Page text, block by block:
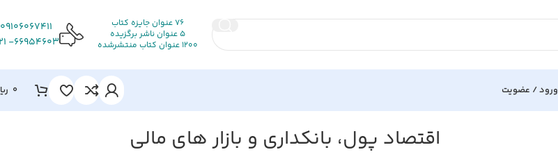
76 عنوان جایزه کتاب
5 عنوان ناشر برگزیده
1200 عنوان کتاب منتشرشده
09106067411
66954603- 021
ورود / عضویت
اقتصاد پول، بانكداري و بازار هاي مالي